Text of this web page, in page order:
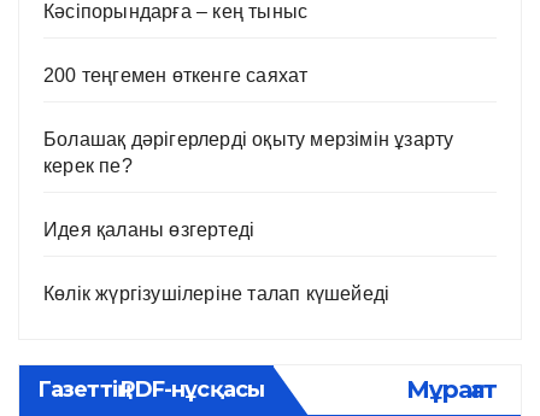
Кәсіпорындарға – кең тыныс
200 теңгемен өткенге саяхат
Болашақ дәрігерлерді оқыту мерзімін ұзарту
керек пе?
Идея қаланы өзгертеді
Көлік жүргізушілеріне талап күшейеді
Газеттің PDF-нұсқасы Мұрағат